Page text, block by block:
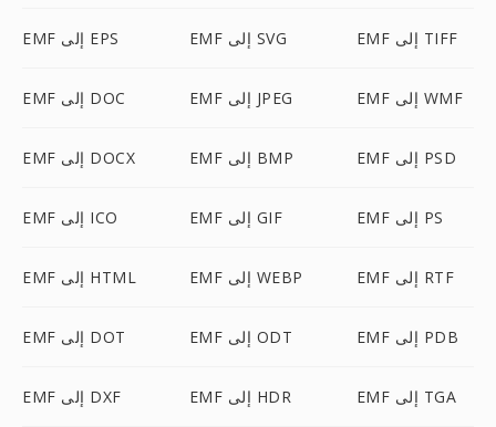
EMF إلى EPS EMF إلى SVG EMF إلى TIFF
EMF إلى DOC EMF إلى JPEG EMF إلى WMF
EMF إلى DOCX EMF إلى BMP EMF إلى PSD
EMF إلى ICO EMF إلى GIF EMF إلى PS
EMF إلى HTML EMF إلى WEBP EMF إلى RTF
EMF إلى DOT EMF إلى ODT EMF إلى PDB
EMF إلى DXF EMF إلى HDR EMF إلى TGA